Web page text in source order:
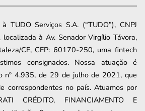
TUDO Serviços S.A. (“TUDO”), CNPJ
à Av. Senador Virgílio Távora,
CE, CEP: 60170-250, uma fintech
consignados. Nossa atuação é
nº 4.935, de 29 de julho de 2021, que
correspondentes no país. Atuamos por
CRÉDITO, FINANCIAMENTO E